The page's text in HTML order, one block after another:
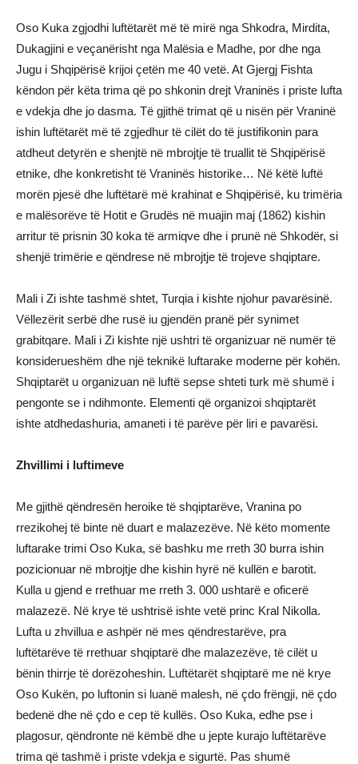
Oso Kuka zgjodhi luftëtarët më të mirë nga Shkodra, Mirdita,
Dukagjini e veçanërisht nga Malësia e Madhe, por dhe nga
Jugu i Shqipërisë krijoi çetën me 40 vetë. At Gjergj Fishta
këndon për këta trima që po shkonin drejt Vraninës i priste lufta
e vdekja dhe jo dasma. Të gjithë trimat që u nisën për Vraninë
ishin luftëtarët më të zgjedhur të cilët do të justifikonin para
atdheut detyrën e shenjtë në mbrojtje të truallit të Shqipërisë
etnike, dhe konkretisht të Vraninës historike… Në këtë luftë
morën pjesë dhe luftëtarë më krahinat e Shqipërisë, ku trimëria
e malësorëve të Hotit e Grudës në muajin maj (1862) kishin
arritur të prisnin 30 koka të armiqve dhe i prunë në Shkodër, si
shenjë trimërie e qëndrese në mbrojtje të trojeve shqiptare.
Mali i Zi ishte tashmë shtet, Turqia i kishte njohur pavarësinë.
Vëllezërit serbë dhe rusë iu gjendën pranë për synimet
grabitqare. Mali i Zi kishte një ushtri të organizuar në numër të
konsiderueshëm dhe një teknikë luftarake moderne për kohën.
Shqiptarët u organizuan në luftë sepse shteti turk më shumë i
pengonte se i ndihmonte. Elementi që organizoi shqiptarët
ishte atdhedashuria, amaneti i të parëve për liri e pavarësi.
Zhvillimi i luftimeve
Me gjithë qëndresën heroike të shqiptarëve, Vranina po
rrezikohej të binte në duart e malazezëve. Në këto momente
luftarake trimi Oso Kuka, së bashku me rreth 30 burra ishin
pozicionuar në mbrojtje dhe kishin hyrë në kullën e barotit.
Kulla u gjend e rrethuar me rreth 3. 000 ushtarë e oficerë
malazezë. Në krye të ushtrisë ishte vetë princ Kral Nikolla.
Lufta u zhvillua e ashpër në mes qëndrestarëve, pra
luftëtarëve të rrethuar shqiptarë dhe malazezëve, të cilët u
bënin thirrje të dorëzoheshin. Luftëtarët shqiptarë me në krye
Oso Kukën, po luftonin si luanë malesh, në çdo frëngji, në çdo
bedenë dhe në çdo e cep të kullës. Oso Kuka, edhe pse i
plagosur, qëndronte në këmbë dhe u jepte kurajo luftëtarëve
trima që tashmë i priste vdekja e sigurtë. Pas shumë